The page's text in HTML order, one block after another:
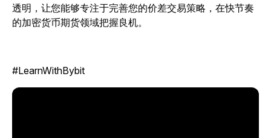
透明，让您能够专注于完善您的价差交易策略，在快节奏
的加密货币期货领域把握良机。
#LearnWithBybit